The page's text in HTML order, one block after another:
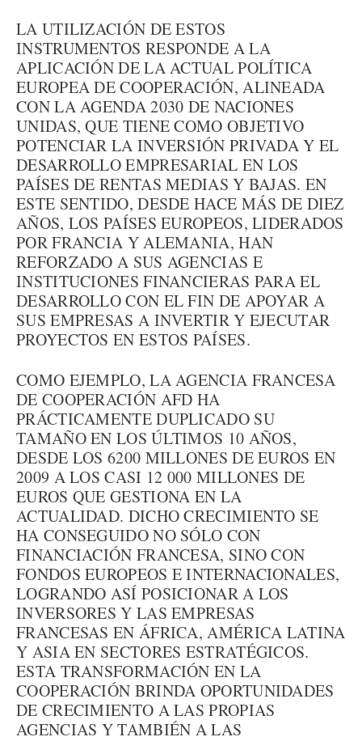
LA UTILIZACIÓN DE ESTOS
INSTRUMENTOS RESPONDE A LA
APLICACIÓN DE LA ACTUAL POLÍTICA
EUROPEA DE COOPERACIÓN, ALINEADA
CON LA AGENDA 2030 DE NACIONES
UNIDAS, QUE TIENE COMO OBJETIVO
POTENCIAR LA INVERSIÓN PRIVADA Y EL
DESARROLLO EMPRESARIAL EN LOS
PAÍSES DE RENTAS MEDIAS Y BAJAS. EN
ESTE SENTIDO, DESDE HACE MÁS DE DIEZ
AÑOS, LOS PAÍSES EUROPEOS, LIDERADOS
POR FRANCIA Y ALEMANIA, HAN
REFORZADO A SUS AGENCIAS E
INSTITUCIONES FINANCIERAS PARA EL
DESARROLLO CON EL FIN DE APOYAR A
SUS EMPRESAS A INVERTIR Y EJECUTAR
PROYECTOS EN ESTOS PAÍSES.
COMO EJEMPLO, LA AGENCIA FRANCESA
DE COOPERACIÓN AFD HA
PRÁCTICAMENTE DUPLICADO SU
TAMAÑO EN LOS ÚLTIMOS 10 AÑOS,
DESDE LOS 6200 MILLONES DE EUROS EN
2009 A LOS CASI 12 000 MILLONES DE
EUROS QUE GESTIONA EN LA
ACTUALIDAD. DICHO CRECIMIENTO SE
HA CONSEGUIDO NO SÓLO CON
FINANCIACIÓN FRANCESA, SINO CON
FONDOS EUROPEOS E INTERNACIONALES,
LOGRANDO ASÍ POSICIONAR A LOS
INVERSORES Y LAS EMPRESAS
FRANCESAS EN ÁFRICA, AMÉRICA LATINA
Y ASIA EN SECTORES ESTRATÉGICOS.
ESTA TRANSFORMACIÓN EN LA
COOPERACIÓN BRINDA OPORTUNIDADES
DE CRECIMIENTO A LAS PROPIAS
AGENCIAS Y TAMBIÉN A LAS